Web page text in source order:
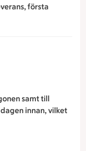
första
samt till
innan, vilket